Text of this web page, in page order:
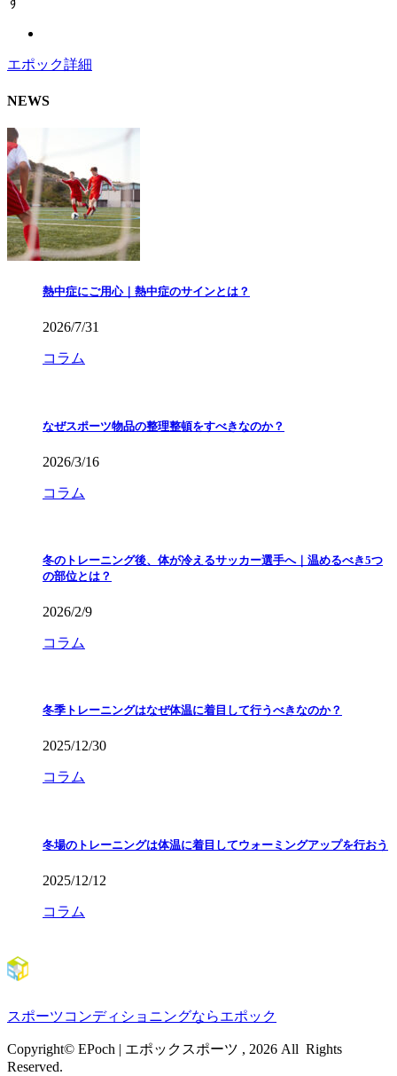
エポック詳細
NEWS
熱中症にご用心｜熱中症のサインとは？
2026/7/31
コラム
なぜスポーツ物品の整理整頓をすべきなのか？
2026/3/16
コラム
冬のトレーニング後、体が冷えるサッカー選手へ｜温めるべき5つ
の部位とは？
2026/2/9
コラム
冬季トレーニングはなぜ体温に着目して行うべきなのか？
2025/12/30
コラム
冬場のトレーニングは体温に着目してウォーミングアップを行おう
2025/12/12
コラム
スポーツコンディショニングならエポック
Copyright© EPoch | エポックスポーツ , 2026 All Rights
Reserved.